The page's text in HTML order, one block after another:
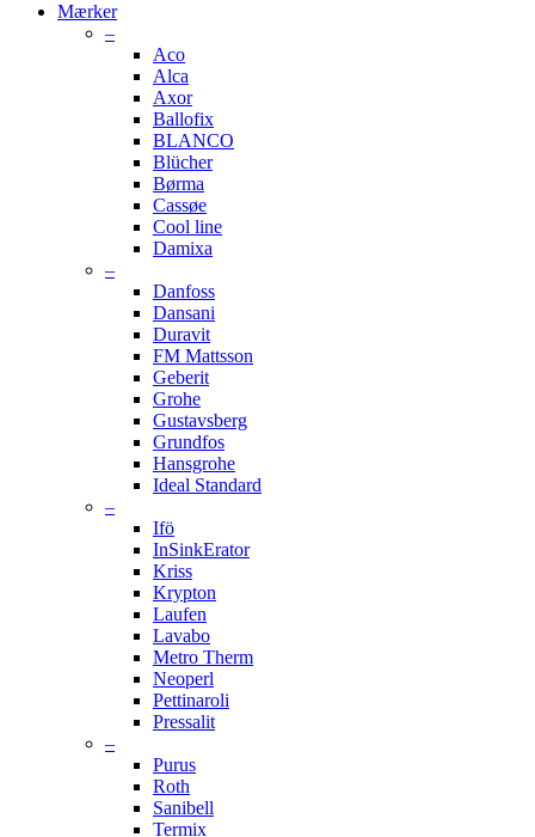
Mærker
–
Aco
Alca
Axor
Ballofix
BLANCO
Blücher
Børma
Cassøe
Cool line
Damixa
–
Danfoss
Dansani
Duravit
FM Mattsson
Geberit
Grohe
Gustavsberg
Grundfos
Hansgrohe
Ideal Standard
–
Ifö
InSinkErator
Kriss
Krypton
Laufen
Lavabo
Metro Therm
Neoperl
Pettinaroli
Pressalit
–
Purus
Roth
Sanibell
Termix